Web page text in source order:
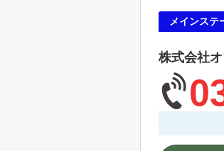
メインステ
株式会社